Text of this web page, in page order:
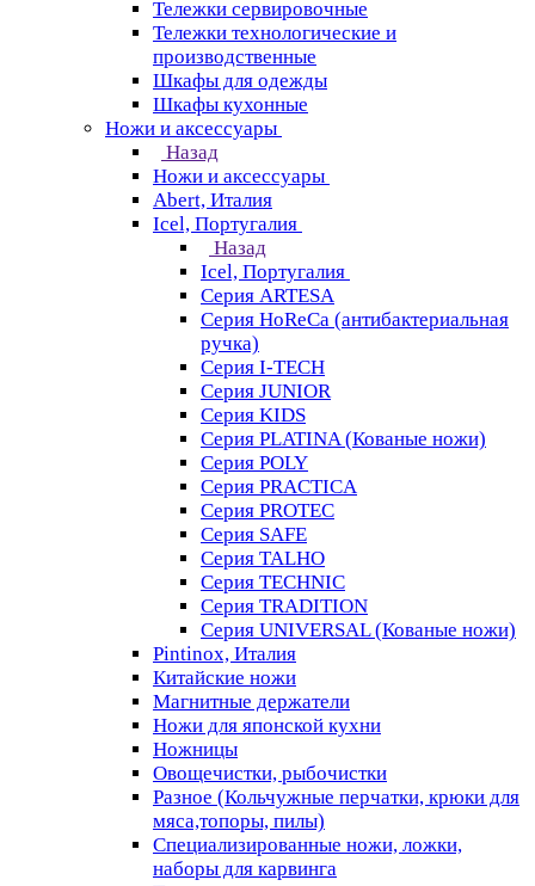
Тележки сервировочные
Тележки технологические и
производственные
Шкафы для одежды
Шкафы кухонные
Ножи и аксессуары
Назад
Ножи и аксессуары
Abert, Италия
Icel, Португалия
Назад
Icel, Португалия
Серия ARTESA
Серия HoReCa (антибактериальная
ручка)
Серия I-TECH
Серия JUNIOR
Серия KIDS
Серия PLATINA (Кованые ножи)
Серия POLY
Серия PRACTICA
Серия PROTEC
Серия SAFE
Серия TALHO
Серия TECHNIC
Серия TRADITION
Серия UNIVERSAL (Кованые ножи)
Pintinox, Италия
Китайские ножи
Магнитные держатели
Ножи для японской кухни
Ножницы
Овощечистки, рыбочистки
Разное (Кольчужные перчатки, крюки для
мяса,топоры, пилы)
Специализированные ножи, ложки,
наборы для карвинга